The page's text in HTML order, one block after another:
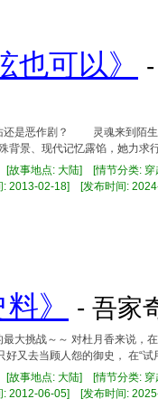
也可以》
佑还是恶作剧？ 灵魂来到陌
景、现代记忆露馅，她力求
[故事地点: 大陆] [情节分类:
2013-02-18] [发布时间:
》 - 吾家
最大挑战～～ 对杜月香来说，在
又去当顾人怨的御史， 在“试
[故事地点: 大陆] [情节分类:
2012-06-05] [发布时间: